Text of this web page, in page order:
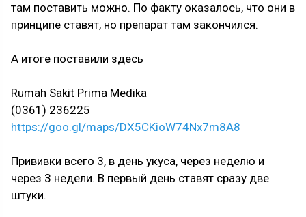
там поставить можно. По факту оказалось, что они в
принципе ставят, но препарат там закончился.
А итоге поставили здесь
Rumah Sakit Prima Medika
(0361) 236225
https://goo.gl/maps/DX5CKioW74Nx7m8A8
Прививки всего 3, в день укуса, через неделю и
через 3 недели. В первый день ставят сразу две
штуки.